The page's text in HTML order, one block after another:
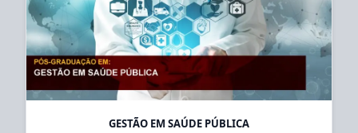
GESTÃO EM SAÚDE PÚBLICA